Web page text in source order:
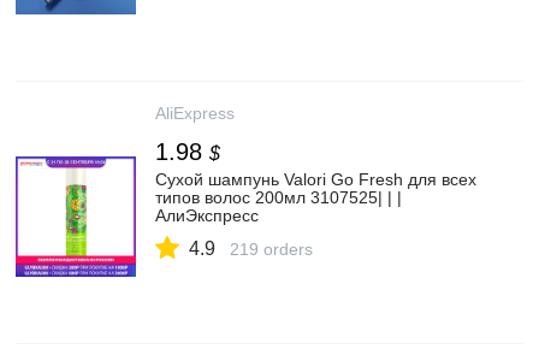
AliExpress
1.98 $
Сухой шампунь Valori Go Fresh для всех
типов волос 200мл 3107525| | |
АлиЭкспресс
4.9 219 orders